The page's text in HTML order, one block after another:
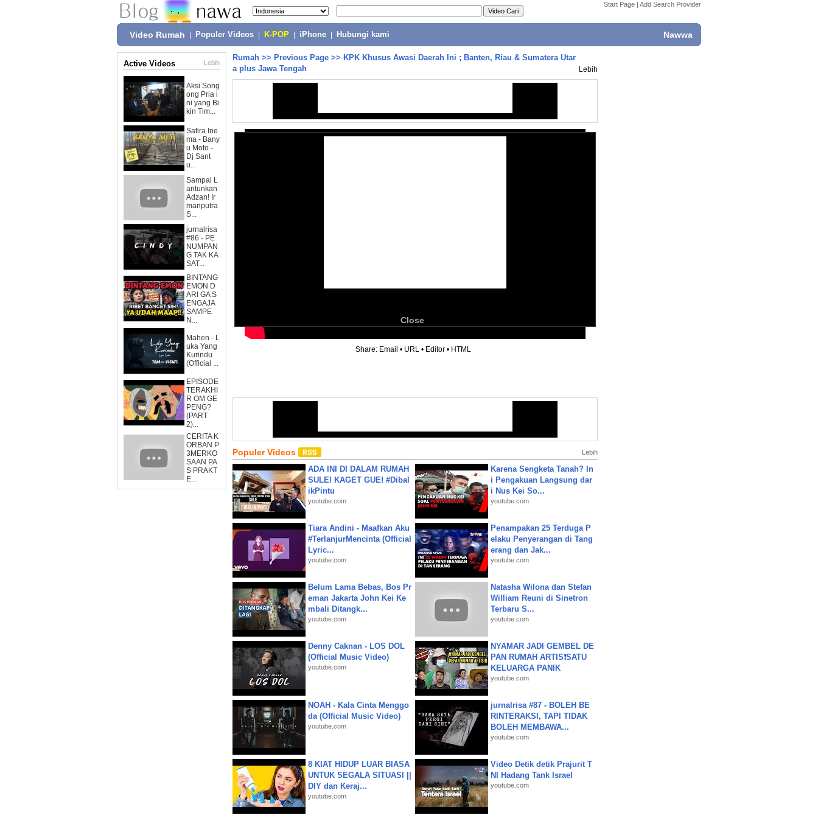
Start Page | Add Search Provider
Video Rumah Populer Videos K-POP iPhone Hubungi kami Nawwa
Active Videos Lebih
Aksi Song
ong Pria i
ni yang Bi
kin Tim...
Safira Ine
ma - Bany
u Moto -
Dj Sant
u...
Sampai L
antunkan
Adzan! Ir
manputra
S...
jurnalrisa
#86 - PE
NUMPAN
G TAK KA
SAT...
BINTANG
EMON D
ARI GA S
ENGAJA
SAMPE
N...
Mahen - L
uka Yang
Kurindu
(Official ...
EPISODE
TERAKHI
R OM GE
PENG?
(PART
2)...
CERITA K
ORBAN P
3MERKO
SAAN PA
S PRAKT
E...
Rumah >> Previous Page >> KPK Khusus Awasi Daerah Ini ; Banten, Riau & Sumatera Utar
a plus Jawa Tengah
Lebih
Close
Share: Email • URL • Editor • HTML
Populer Videos Lebih
ADA INI DI DALAM RUMAH
SULE! KAGET GUE! #Dibal
ikPintu
youtube.com
Karena Sengketa Tanah? In
i Pengakuan Langsung dar
i Nus Kei So...
youtube.com
Tiara Andini - Maafkan Aku
#TerlanjurMencinta (Official
Lyric...
youtube.com
Penampakan 25 Terduga P
elaku Penyerangan di Tang
erang dan Jak...
youtube.com
Belum Lama Bebas, Bos Pr
eman Jakarta John Kei Ke
mbali Ditangk...
youtube.com
Natasha Wilona dan Stefan
William Reuni di Sinetron
Terbaru S...
youtube.com
Denny Caknan - LOS DOL
(Official Music Video)
youtube.com
NYAMAR JADI GEMBEL DE
PAN RUMAH ARTIS❗SATU
KELUARGA PANIK
youtube.com
NOAH - Kala Cinta Menggo
da (Official Music Video)
youtube.com
jurnalrisa #87 - BOLEH BE
RINTERAKSI, TAPI TIDAK
BOLEH MEMBAWA...
youtube.com
8 KIAT HIDUP LUAR BIASA
UNTUK SEGALA SITUASI ||
DIY dan Keraj...
youtube.com
Video Detik detik Prajurit T
NI Hadang Tank Israel
youtube.com